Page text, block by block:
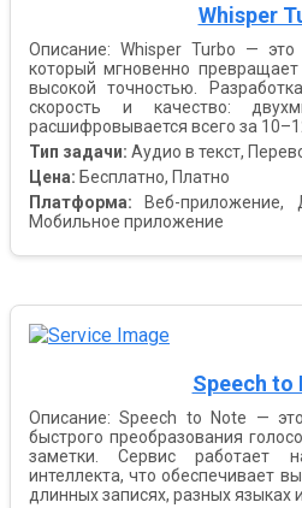
Whisper
Описание: Whisper Turbo — это
который мгновенно
высокой точностью.
скорость и качество:
расшифровывается всего за
Тип задачи: Аудио в текст,
Цена: Бесплатно, Платно
Платформа: Веб-приложение,
Мобильное приложение
Speech to
Описание: Speech to Note —
быстрого преобразования
заметки. Сервис работает
интеллекта, что обеспечивает
длинных записях, разных языках